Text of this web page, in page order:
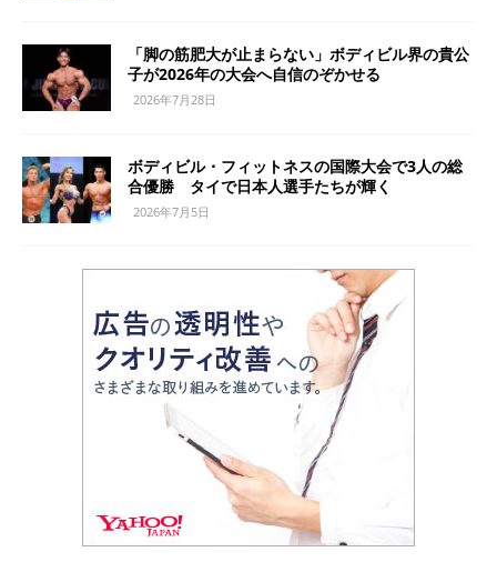
「脚の筋肥大が止まらない」ボディビル界の貴公
子が2026年の大会へ自信のぞかせる
2026年7月28日
ボディビル・フィットネスの国際大会で3人の総
合優勝 タイで日本人選手たちが輝く
2026年7月5日